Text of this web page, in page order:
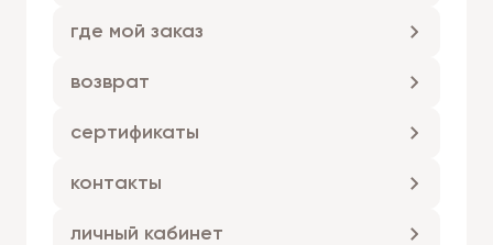
где мой заказ
возврат
сертификаты
контакты
личный кабинет